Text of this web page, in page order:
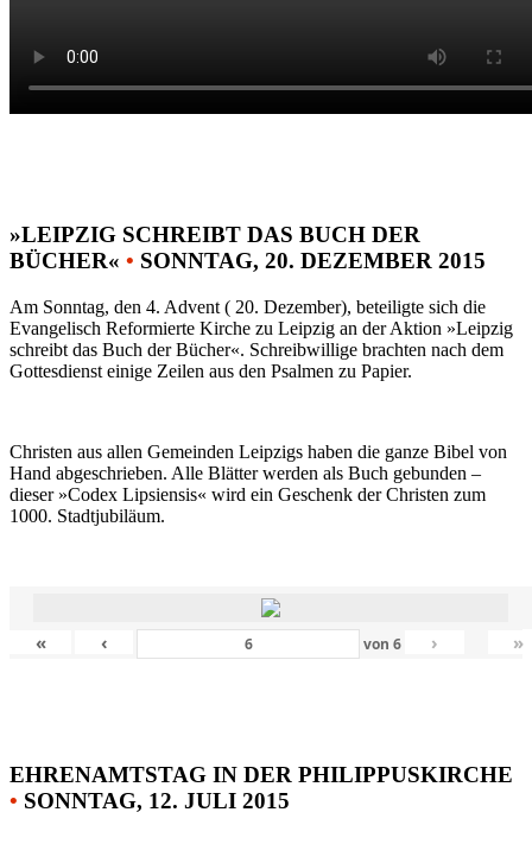
»LEIPZIG SCHREIBT DAS BUCH DER
BÜCHER« • SONNTAG, 20. DEZEMBER 2015
Am Sonntag, den 4. Advent ( 20. Dezember), beteiligte sich die
Evangelisch Reformierte Kirche zu Leipzig an der Aktion »Leipzig
schreibt das Buch der Bücher«. Schreibwillige brachten nach dem
Gottesdienst einige Zeilen aus den Psalmen zu Papier.
Christen aus allen Gemeinden Leipzigs haben die ganze Bibel von
Hand abgeschrieben. Alle Blätter werden als Buch gebunden –
dieser »Codex Lipsiensis« wird ein Geschenk der Christen zum
1000. Stadtjubiläum.
« ‹ von6 › »
EHRENAMTSTAG IN DER PHILIPPUSKIRCHE
• SONNTAG, 12. JULI 2015